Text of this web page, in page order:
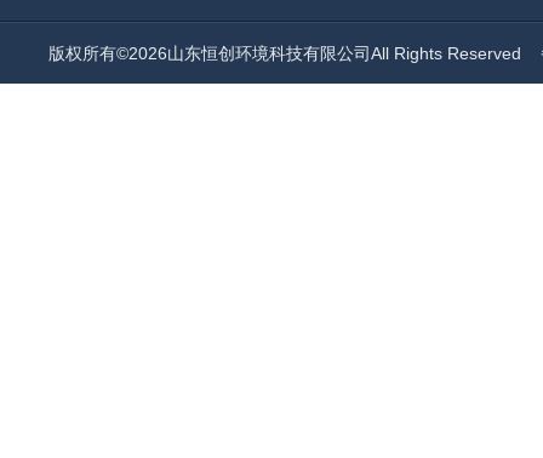
版权所有©2026山东恒创环境科技有限公司All Rights Reserved